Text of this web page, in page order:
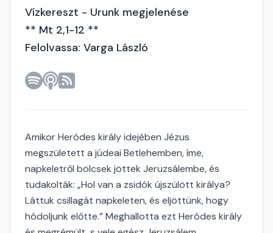
Vízkereszt - Urunk megjelenése
** Mt 2,1-12 **
Felolvassa: Varga László
Amikor Heródes király idejében Jézus
megszületett a júdeai Betlehemben, íme,
napkeletről bölcsek jöttek Jeruzsálembe, és
tudakolták: „Hol van a zsidók újszülött királya?
Láttuk csillagát napkeleten, és eljöttünk, hogy
hódoljunk előtte.” Meghallotta ezt Heródes király